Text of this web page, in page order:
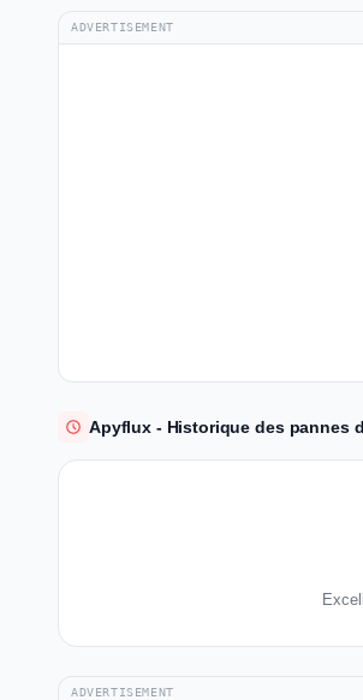
ADVERTISEMENT
Apyflux - Historique des pannes
ADVERTISEMENT